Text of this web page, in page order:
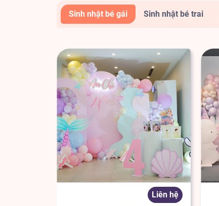
Sinh nhật bé gái Sinh nhật bé trai
Liên hệ